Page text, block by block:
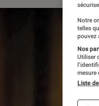
Notre
telles
pouvez
Nos
Utiliser
mesure
Liste